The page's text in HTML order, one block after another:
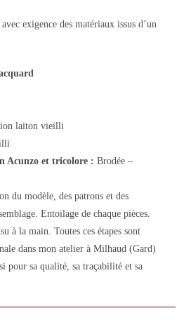
exigence des matériaux issus d’un
laiton vieilli
Acunzo et tricolore : Brodée –
du modèle, des patrons et des
Entoilage de chaque pièces.
à la main. Toutes ces étapes sont
dans mon atelier à Milhaud (Gard)
pour sa qualité, sa traçabilité et sa